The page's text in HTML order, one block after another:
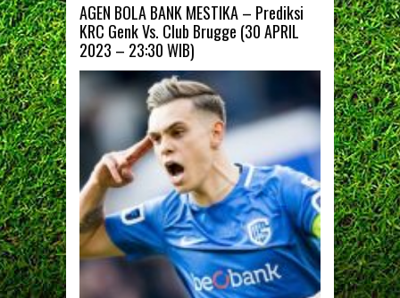
AGEN BOLA BANK MESTIKA – Prediksi
KRC Genk Vs. Club Brugge (30 APRIL
2023 – 23:30 WIB)